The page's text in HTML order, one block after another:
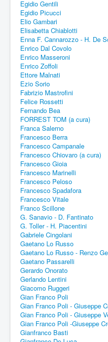
Egidio Gentili
Egidio Picucci
Elio Gambari
Elisabetta Chiablotti
Enna F. Cannarozzo - H. De
Enrico Dal Covolo
Enrico Masseroni
Enrico Zoffoli
Ettore Malnati
Ezio Sorio
Fabrizio Mastrofini
Felice Rossetti
Fernando Bea
FORREST TOM (a cura)
Franca Salerno
Francesco Berra
Francesco Campanale
Francesco Chiovaro (a cura)
Francesco Gioia
Francesco Marinelli
Francesco Peloso
Francesco Spadafora
Francesco Vitale
Franco Scillone
G. Sanavio - D. Fantinato
G. Toller - H. Piacentini
Gabriele Cingolani
Gaetano Lo Russo
Gaetano Lo Russo - Renzo
Gaetano Passarelli
Gerardo Onorato
Gerlando Lentini
Giacomo Ruggeri
Gian Franco Poli
Gian Franco Poli - Giuseppe
Gian Franco Poli - Giuseppe
Gian Franco Poli -Giuseppe
Gianfranco Basti